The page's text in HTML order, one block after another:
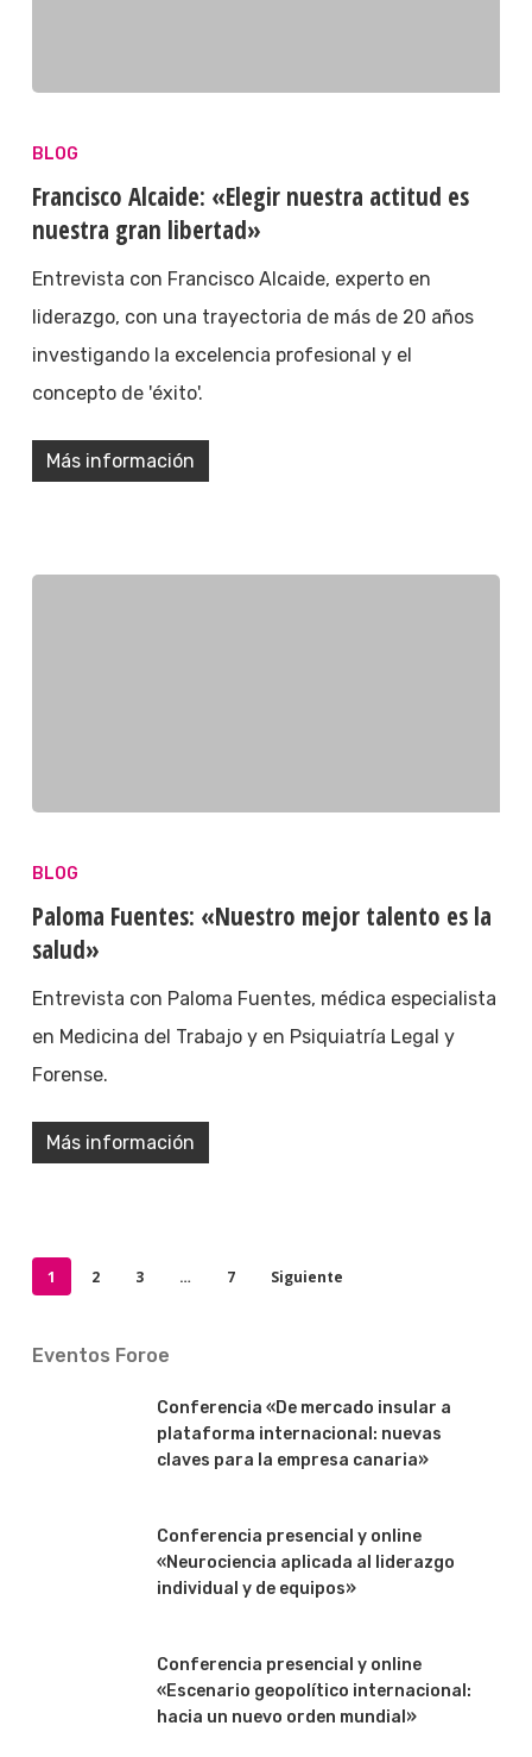
BLOG
Francisco Alcaide: «Elegir nuestra actitud es
nuestra gran libertad»
Entrevista con Francisco Alcaide, experto en
liderazgo, con una trayectoria de más de 20 años
investigando la excelencia profesional y el
concepto de 'éxito'.
Más información
BLOG
Paloma Fuentes: «Nuestro mejor talento es la
salud»
Entrevista con Paloma Fuentes, médica especialista
en Medicina del Trabajo y en Psiquiatría Legal y
Forense.
Más información
1 2 3 … 7 Siguiente
Eventos Foroe
Conferencia «De mercado insular a
plataforma internacional: nuevas
claves para la empresa canaria»
Conferencia presencial y online
«Neurociencia aplicada al liderazgo
individual y de equipos»
Conferencia presencial y online
«Escenario geopolítico internacional:
hacia un nuevo orden mundial»